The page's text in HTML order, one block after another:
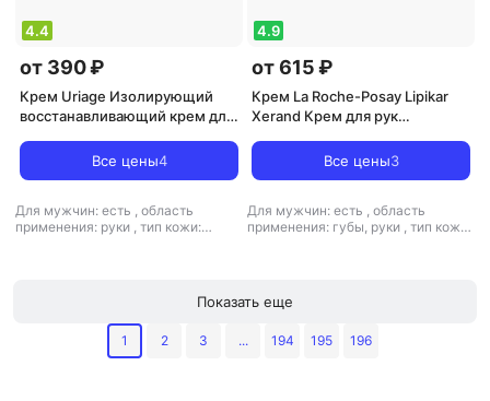
4.4
от 390 ₽
Крем Uriage Изолирующий
восстанавливающий крем для
Все цены4
Для мужчин: есть , область
применения: руки , тип кожи:
4.9
от 615 ₽
Крем La Roche-Posay Lipikar
Xerand Крем для рук
Все цены3
Для мужчин: есть , область
применения: губы, руки , тип кожи:
тонизирующий, увлажнение
Показать еще
1 2 3 ... 194 195 196